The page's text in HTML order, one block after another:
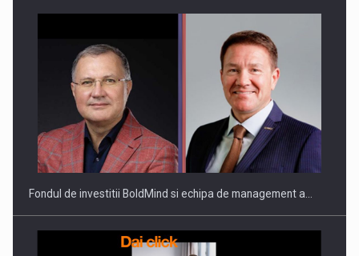
ROOTED IN ROMANIA, BUILT TO DELIVER TECHNOLOGY FOR
THE…
Fondul de investitii BoldMind si echipa de management a…